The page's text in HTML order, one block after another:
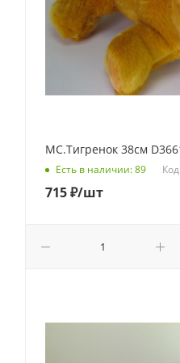
МС.Тигренок 38см
Есть в наличии: 89
715₽/шт